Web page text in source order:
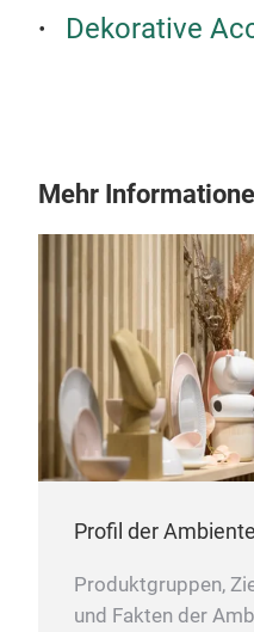
Dekorative
Mehr
Profil der Ambiente
Produktgruppen,
und Fakten der